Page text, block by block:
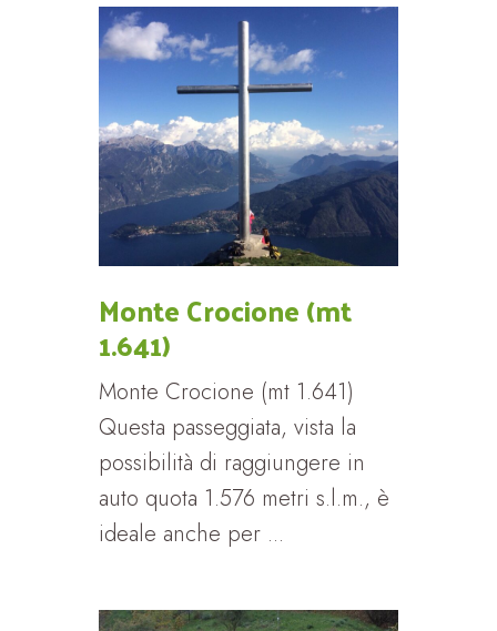
Monte Crocione (mt
1.641)
Monte Crocione (mt 1.641)
Questa passeggiata, vista la
possibilità di raggiungere in
auto quota 1.576 metri s.l.m., è
ideale anche per ...